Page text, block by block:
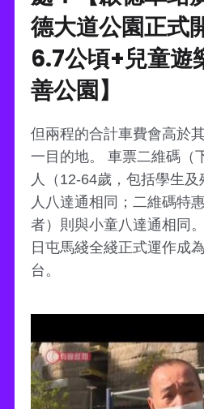
德大道公園正式
6.7公頃+兒童遊
善公園】
但兩程的合計車費會高於
一目的地。 車票二維碼（
人（12-64歲，包括學生
人八達通相同；二維碼特
者）則與小童八達通相同
日屯馬綫全綫正式運作成
台。